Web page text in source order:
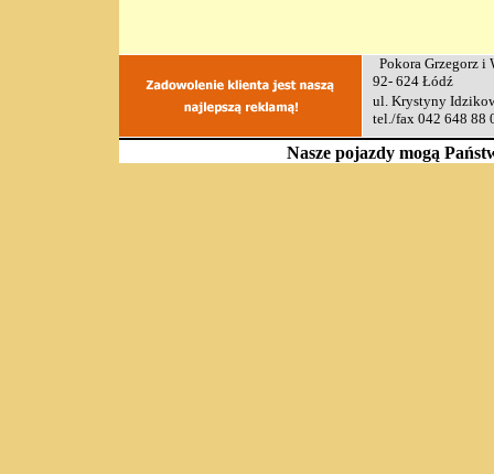
Pokora
92- 624 Łódź
ul. Krystyny
tel./fax 042
Nasze pojazdy mogą